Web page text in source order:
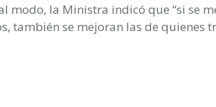
modo, la Ministra indicó que “si se
también se mejoran las de quienes